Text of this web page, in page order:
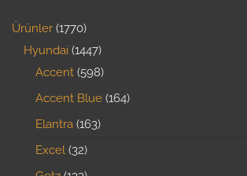
Ürünler 1770
Hyundai 1447
Accent 598
Accent Blue 164
Elantra 163
Excel 32